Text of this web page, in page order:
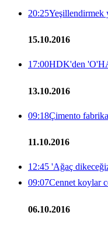
20:25Yeşillendirmek
15.10.2016
17:00HDK'den
13.10.2016
09:18Çimento
11.10.2016
12:45 'Ağaç
09:07Cennet koylar
06.10.2016